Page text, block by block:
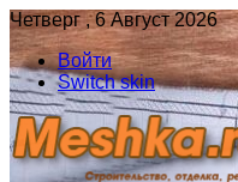
Четверг , 6 Август 2026
Войти
Switch skin